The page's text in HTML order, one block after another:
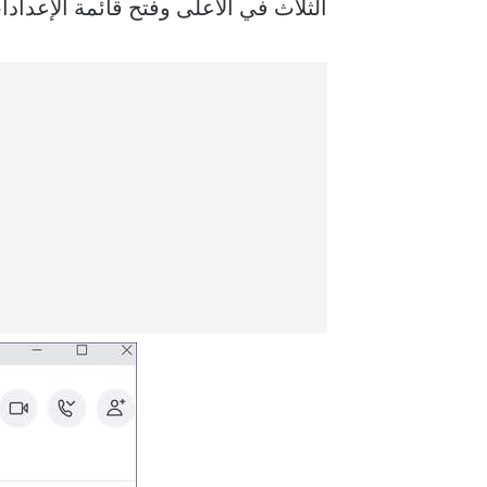
الثلاث في الأعلى وفتح قائمة